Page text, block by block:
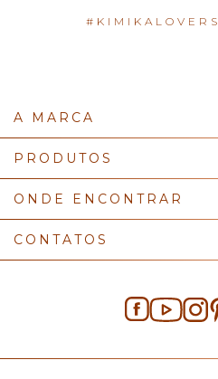
#KIMIKALOVERS
A MARCA
PRODUTOS
ONDE ENCONTRAR
CONTATOS